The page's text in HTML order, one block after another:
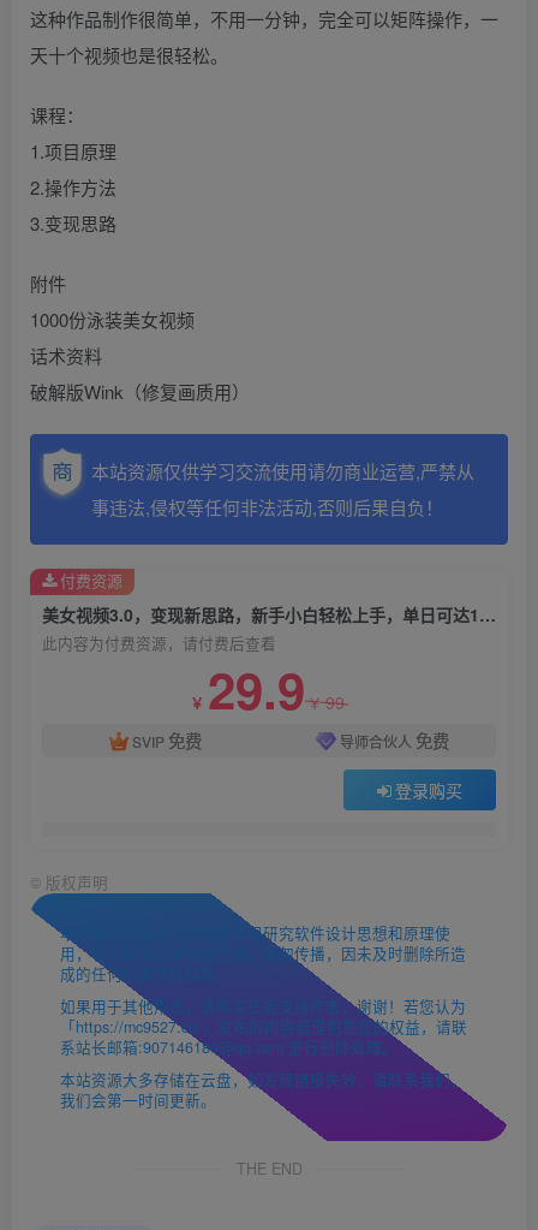
这种作品制作很简单，不用一分钟，完全可以矩阵操作，一
天十个视频也是很轻松。
课程：
1.项目原理
2.操作方法
3.变现思路
附件
1000份泳装美女视频
话术资料
破解版Wink（修复画质用）
本站资源仅供学习交流使用请勿商业运营,严禁从
事违法,侵权等任何非法活动,否则后果自负！
美女视频3.0，变现新思路，新手小白轻松上手，单日可达1300+(教程+素材+文案）
此内容为付费资源，请付费后查看
￥ 29.9￥99
SVIP 免费 导师合伙人 免费
登录购买
付费资源
© 版权声明
本站收集的资源仅供内部学习研究软件设计思想和原理使
用，学习研究后请自觉删除，请勿传播，因未及时删除所造
成的任何后果责任自负。
如果用于其他用途，请购买正版支持作者，谢谢！若您认为
「https://mc9527.cn/」发布的内容若侵犯到您的权益，请联
系站长邮箱:907146180@qq.com 进行删除处理。
本站资源大多存储在云盘，如发现链接失效，请联系我们，
我们会第一时间更新。
THE END